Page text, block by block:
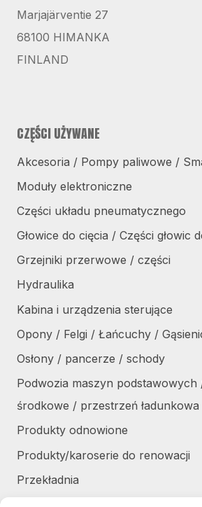
Marjajärventie 27
68100 HIMANKA
FINLAND
CZĘŚCI UŻYWANE
Akcesoria / Pompy paliwowe /
Moduły elektroniczne
Części układu pneumatycznego
Głowice do cięcia / Części głowic
Grzejniki przerwowe / części
Hydraulika
Kabina i urządzenia sterujące
Opony / Felgi / Łańcuchy /
Osłony / pancerze / schody
Podwozia maszyn
środkowe / przestrzeń ładunkowa
Produkty odnowione
Produkty/karoserie do renowacji
Przekładnia